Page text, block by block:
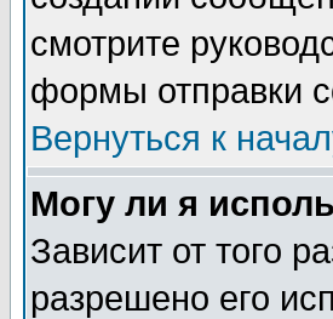
смотрите
формы отправки
Вернуться к
Могу ли я
Зависит от того
разрешено его